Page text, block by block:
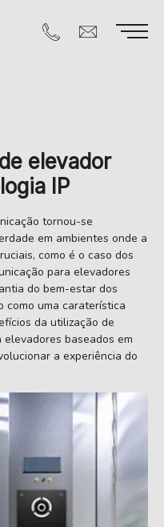
elevador
IP
tornou-se
em ambientes onde a
como é o caso dos
para elevadores
do bem-estar dos
como uma caraterística
da utilização de
baseados em
a experiência do